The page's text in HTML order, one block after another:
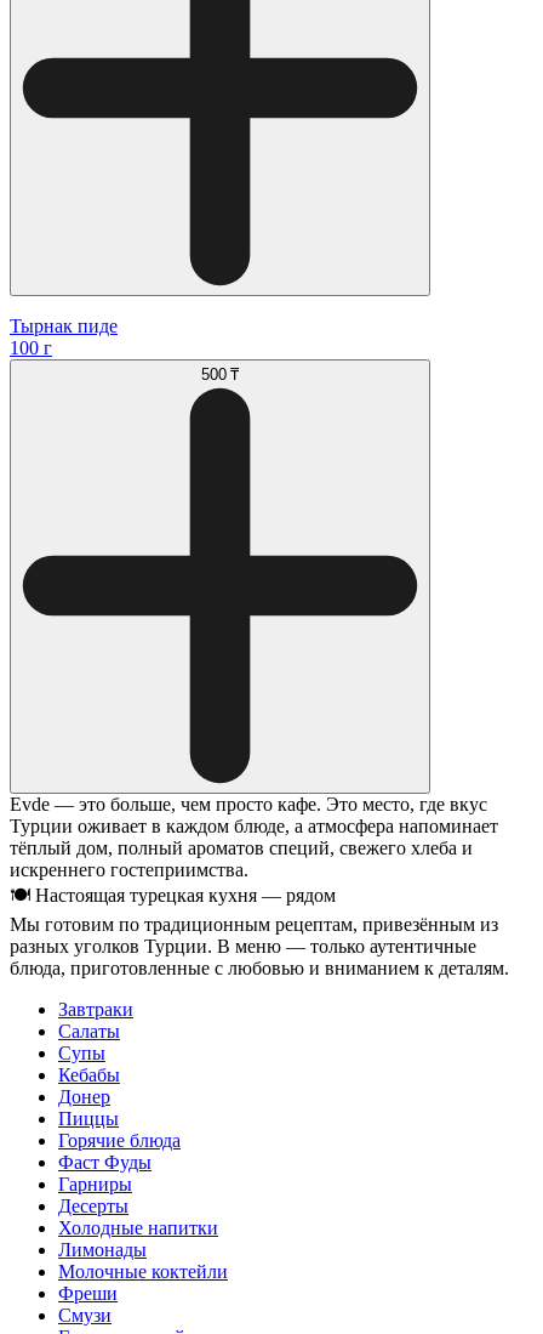
Тырнак пиде
100 г
500 ₸
Evde — это больше, чем просто кафе. Это место, где вкус
Турции оживает в каждом блюде, а атмосфера напоминает
тёплый дом, полный ароматов специй, свежего хлеба и
искреннего гостеприимства.
🍽 Настоящая турецкая кухня — рядом
Мы готовим по традиционным рецептам, привезённым из
разных уголков Турции. В меню — только аутентичные
блюда, приготовленные с любовью и вниманием к деталям.
Завтраки
Салаты
Супы
Кебабы
Донер
Пиццы
Горячие блюда
Фаст Фуды
Гарниры
Десерты
Холодные напитки
Лимонады
Молочные коктейли
Фреши
Смузи